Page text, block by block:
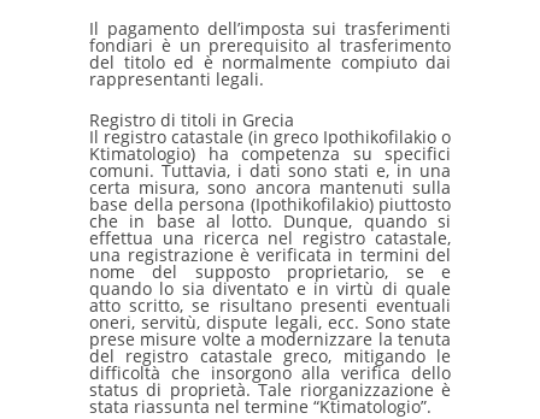
Il pagamento dell’imposta sui trasferimenti
fondiari è un prerequisito al trasferimento
del titolo ed è normalmente compiuto dai
rappresentanti legali.
Registro di titoli in Grecia
Il registro catastale (in greco Ipothikofilakio o
Ktimatologio) ha competenza su specifici
comuni. Tuttavia, i dati sono stati e, in una
certa misura, sono ancora mantenuti sulla
base della persona (Ipothikofilakio) piuttosto
che in base al lotto. Dunque, quando si
effettua una ricerca nel registro catastale,
una registrazione è verificata in termini del
nome del supposto proprietario, se e
quando lo sia diventato e in virtù di quale
atto scritto, se risultano presenti eventuali
oneri, servitù, dispute legali, ecc. Sono state
prese misure volte a modernizzare la tenuta
del registro catastale greco, mitigando le
difficoltà che insorgono alla verifica dello
status di proprietà. Tale riorganizzazione è
stata riassunta nel termine “Ktimatologio”.